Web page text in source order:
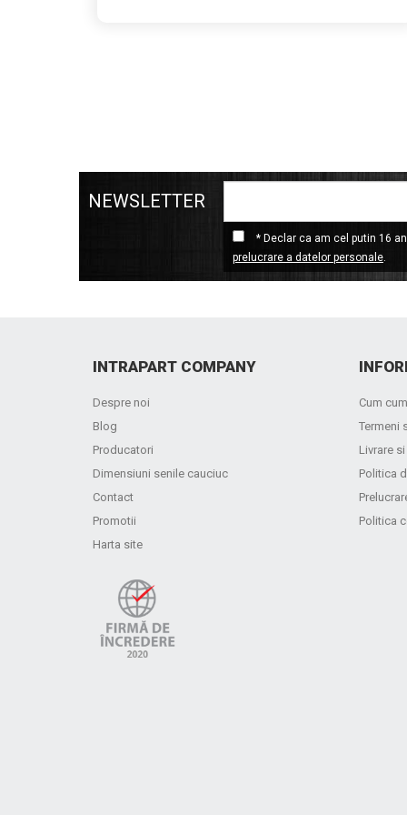
NEWSLETTER
* Declar ca am cel putin 16
prelucrare a datelor personale.
INTRAPART COMPANY
Despre noi
Blog
Producatori
Dimensiuni senile cauciuc
Contact
Promotii
Harta site
Cum
Termeni
Livrare
Politica
Politica